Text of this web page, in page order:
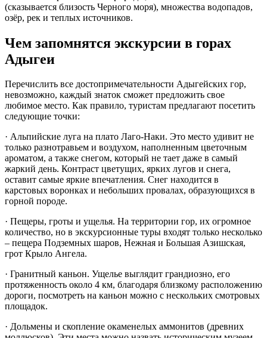
(сказывается близость Черного моря), множества водопадов,
озёр, рек и теплых источников.
Чем запомнятся экскурсии в горах
Адыгеи
Перечислить все достопримечательности Адыгейских гор,
невозможно, каждый знаток сможет предложить свое
любимое место. Как правило, туристам предлагают посетить
следующие точки:
· Альпийские луга на плато Лаго-Наки. Это место удивит не
только разнотравьем и воздухом, наполненным цветочным
ароматом, а также снегом, который не тает даже в самый
жаркий день. Контраст цветущих, ярких лугов и снега,
оставит самые яркие впечатления. Снег находится в
карстовых воронках и небольших провалах, образующихся в
горной породе.
· Пещеры, гроты и ущелья. На территории гор, их огромное
количество, но в экскурсионные туры входят только несколько
– пещера Подземных шаров, Нежная и Большая Азишская,
грот Крыло Ангела.
· Гранитный каньон. Ущелье выглядит грандиозно, его
протяженность около 4 км, благодаря близкому расположению
дороги, посмотреть на каньон можно с нескольких смотровых
площадок.
· Дольмены и скопление окаменелых аммонитов (древних